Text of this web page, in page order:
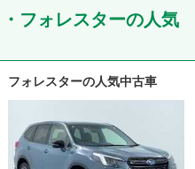
フォレスターの人気
フォレスターの人気中古車